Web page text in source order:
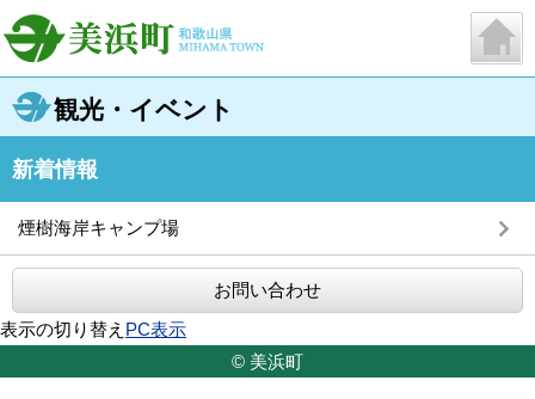
観光・イベント
新着情報
煙樹海岸キャンプ場
お問い合わせ
表示の切り替え PC表示
© 美浜町